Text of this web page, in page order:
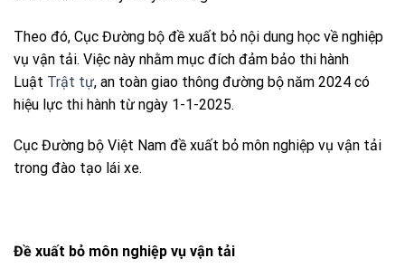
Theo đó, Cục Đường bộ đề xuất bỏ nội dung học về nghiệp
vụ vận tải. Việc này nhằm mục đích đảm bảo thi hành
Luật Trật tự, an toàn giao thông đường bộ năm 2024 có
hiệu lực thi hành từ ngày 1-1-2025.
Cục Đường bộ Việt Nam đề xuất bỏ môn nghiệp vụ vận tải
trong đào tạo lái xe.
Đề xuất bỏ môn nghiệp vụ vận tải